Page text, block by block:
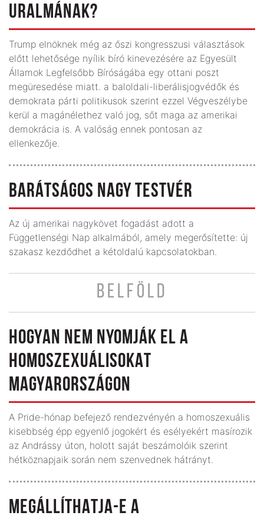
URALMÁNAK?
Trump elnöknek még az őszi kongresszusi választások
előtt lehetősége nyílik bíró kinevezésére az Egyesült
Államok Legfelsőbb Bíróságába egy ottani poszt
megüresedése miatt. a baloldali-liberálisjogvédők és
demokrata párti politikusok szerint ezzel Végveszélybe
kerül a magánélethez való jog, sőt maga az amerikai
demokrácia is. A valóság ennek pontosan az
ellenkezője.
BARÁTSÁGOS NAGY TESTVÉR
Az új amerikai nagykövet fogadást adott a
Függetlenségi Nap alkalmából, amely megerősítette: új
szakasz kezdődhet a kétoldalú kapcsolatokban.
BELFÖLD
HOGYAN NEM NYOMJÁK EL A
HOMOSZEXUÁLISOKAT
MAGYARORSZÁGON
A Pride-hónap befejező rendezvényén a homoszexuális
kisebbség épp egyenlő jogokért és esélyekért masírozik
az Andrássy úton, holott saját beszámolóik szerint
hétköznapjaik során nem szenvednek hátrányt.
MEGÁLLÍTHATJA-E A